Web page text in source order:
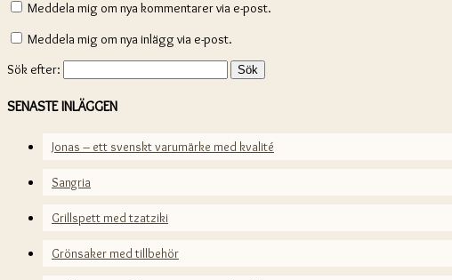
Meddela mig om nya kommentarer via e-post.
Meddela mig om nya inlägg via e-post.
Sök efter:
SENASTE INLÄGGEN
Jonas – ett svenskt varumärke med kvalité
Sangria
Grillspett med tzatziki
Grönsaker med tillbehör